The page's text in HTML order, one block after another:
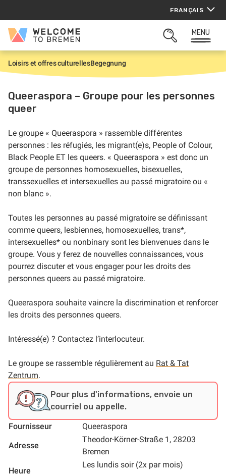
contenu
FRANÇAIS
Welcome
OUVRIR
RECHERCHE
MENU
A
c
u
e
i
Loisirs et offres culturellesBegegnung
Queeraspora – Groupe pour les personnes
queer
Le groupe « Queeraspora » rassemble différentes
personnes : les réfugiés, les migrant(e)s, People of Colour,
Black People ET les queers. « Queeraspora » est donc un
groupe de personnes homosexuelles, bisexuelles,
transsexuelles et intersexuelles au passé migratoire ou «
non blanc ».
Toutes les personnes au passé migratoire se définissant
comme queers, lesbiennes, homosexuelles, trans*,
intersexuelles* ou nonbinary sont les bienvenues dans le
groupe. Vous y ferez de nouvelles connaissances, vous
pourrez discuter et vous engager pour les droits des
personnes queers au passé migratoire.
Queeraspora souhaite vaincre la discrimination et renforcer
les droits des personnes queers.
Intéressé(e) ? Contactez l’interlocuteur.
Le groupe se rassemble régulièrement au Rat & Tat
Zentrum.
Pour plus d'informations, envoie un
courriel ou appelle.
Fournisseur
Queeraspora
Adresse
Theodor-Körner-Straße 1, 28203
Bremen
Heure
Les lundis soir (2x par mois)